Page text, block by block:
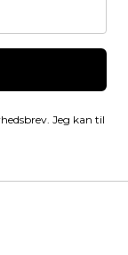
Jeg kan til